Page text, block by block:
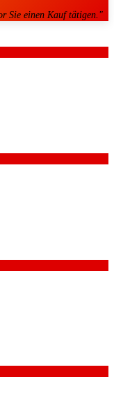
Sie einen Kauf tätigen."